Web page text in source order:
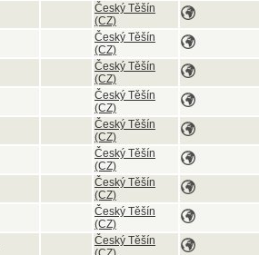
Český Těšín
(CZ)
Český Těšín
(CZ)
Český Těšín
(CZ)
Český Těšín
(CZ)
Český Těšín
(CZ)
Český Těšín
(CZ)
Český Těšín
(CZ)
Český Těšín
(CZ)
Český Těšín